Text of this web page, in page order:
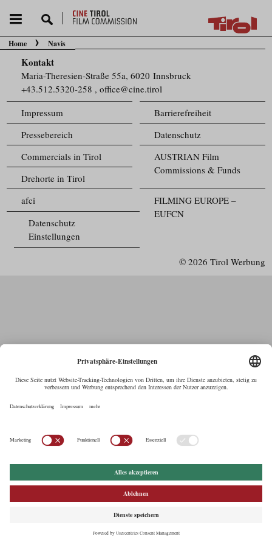
Sie befinden sich hier:
Home Navis
Kontakt
Maria-Theresien-Straße 55a, 6020 Innsbruck
+43.512.5320-258 ,office@cine.tirol
Impressum
Barrierefreiheit
Pressebereich
Datenschutz
Commercials in Tirol
AUSTRIAN Film
Commissions & Funds
Drehorte in Tirol
FILMING EUROPE –
EUFCN
afci
Datenschutz
Einstellungen
© 2026 Tirol Werbung